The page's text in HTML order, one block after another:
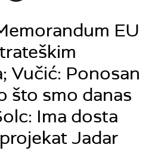
EU
Vučić: Ponosan
što smo danas
Ima dosta
Jadar